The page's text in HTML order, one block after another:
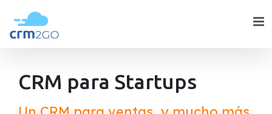
content
CRM para Startups